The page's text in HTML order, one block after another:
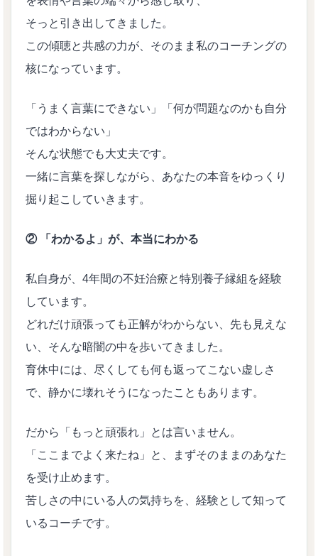
そっと引き出してきました。
この傾聴と共感の力が、そのまま私のコーチングの
核になっています。
「うまく言葉にできない」「何が問題なのかも自分
ではわからない」
そんな状態でも大丈夫です。
一緒に言葉を探しながら、あなたの本音をゆっくり
掘り起こしていきます。
② 「わかるよ」が、本当にわかる
私自身が、4年間の不妊治療と特別養子縁組を経験
しています。
どれだけ頑張っても正解がわからない、先も見えな
い、そんな暗闇の中を歩いてきました。
育休中には、尽くしても何も返ってこない虚しさ
で、静かに壊れそうになったこともあります。
だから「もっと頑張れ」とは言いません。
「ここまでよく来たね」と、まずそのままのあなた
を受け止めます。
苦しさの中にいる人の気持ちを、経験として知って
いるコーチです。